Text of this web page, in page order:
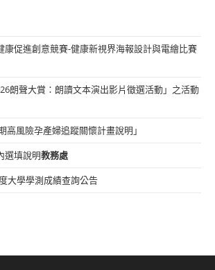
康促進創意競賽-健康新視界海報設計與電繪比賽
朗聲大賞：朗讀文本演出影片徵選活動」之活動
高風險孕產婦追蹤關懷計畫說明」
選填說明教務處
大學學測成績查詢公告